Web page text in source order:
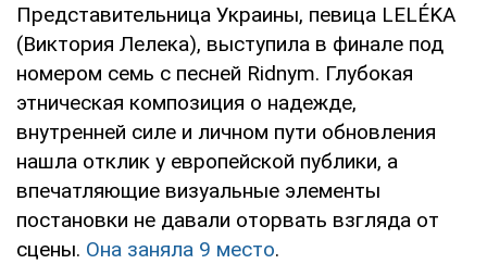
Представительница Украины, певица LELÉKA
(Виктория Лелека), выступила в финале под
номером семь с песней Ridnym. Глубокая
этническая композиция о надежде,
внутренней силе и личном пути обновления
нашла отклик у европейской публики, а
впечатляющие визуальные элементы
постановки не давали оторвать взгляда от
сцены. Она заняла 9 место.